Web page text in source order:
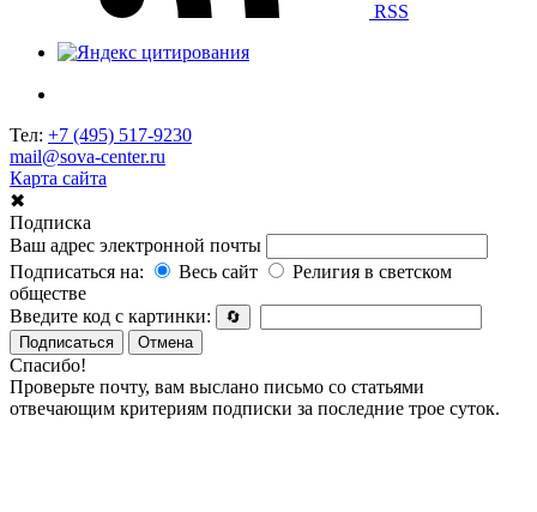
RSS
Тел: +7 (495) 517-9230
mail@sova-center.ru
Карта сайта
✖
Подписка
Ваш адрес электронной почты
Подписаться на:
Весь сайт
Религия в светском
обществе
Введите код с картинки:
🔄
Подписаться
Отмена
Спасибо!
Проверьте почту, вам выслано письмо со статьями
отвечающим критериям подписки за последние трое суток.